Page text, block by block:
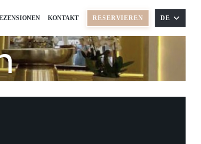
KONTAKT RESERVIEREN DE